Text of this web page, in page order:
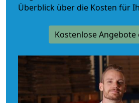
Überblick über die Kosten für
Kostenlose Angebote